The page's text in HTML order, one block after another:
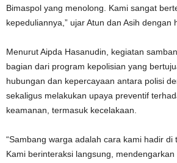
Bimaspol yang menolong. Kami sangat
kepeduliannya,” ujar Atun dan Asih dengan
Menurut Aipda Hasanudin, kegiatan
bagian dari program kepolisian yang
hubungan dan kepercayaan antara polisi
sekaligus melakukan upaya preventif
keamanan, termasuk kecelakaan.
“Sambang warga adalah cara kami hadir di
Kami berinteraksi langsung,